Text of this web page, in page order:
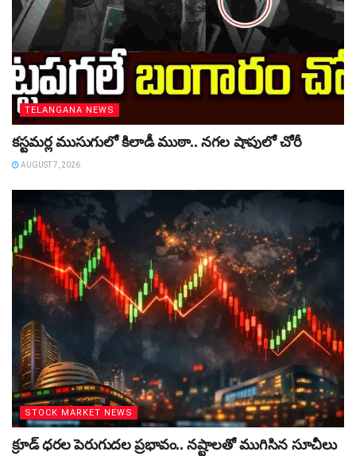
TELANGANA NEWS
కస్టమర్ల ముసుగులో కిలాడీ ముఠా.. నగల షాపులో చోరీ
AUGUST 7, 2026
STOCK MARKET NEWS
క్రూడ్‌ ధరల పెరుగుదల ప్రభావం.. నష్టాలతో ముగిసిన సూచీలు